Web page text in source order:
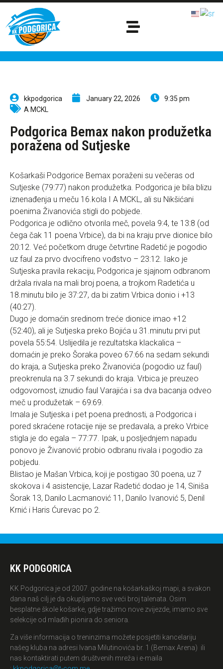
kkpodgorica January 22, 2026
9:35 pm
A MCKL
Podgorica Bemax nakon produžetka
poražena od Sutjeske
Košarkaši Podgorice Bemax poraženi su večeras od
Sutjeske (79:77) nakon produžetka. Podgorica je bila blizu
iznenađenja u meču 16.kola I A MCKL, ali su Nikšićani
poenima Živanovića stigli do pobjede.
Podgorica je odlično otvorila meč, povela 9:4, te 13:8 (od
čega čak 11 poena Vrbice), da bi na kraju prve dionice bilo
20:12. Već početkom druge četvrtine Radetić je pogodio
uz faul za prvo dvocifreno vođstvo – 23:12. Iako je
Sutjeska pravila rekaciju, Podgorica je sjajnom odbranom
držala rivala na mali broj poena, a trojkom Radetića u
18.minutu bilo je 37:27, da bi zatim Vrbica donio i +13
(40:27).
Dugo je domaćin sredinom treće dionice imao +12
(52:40), ali je Sutjeska preko Bojića u 31.minutu prvi put
povela 55:54. Uslijedila je rezultatska klackalica –
domaćin je preko Šoraka poveo 67:66 na sedam sekundi
do kraja, a Sutjeska preko Živanovića (pogodio uz faul)
preokrenula na 3.7 sekundi do kraja. Vrbica je preuzeo
odgovornost, iznudio faul Varajića i sa dva bacanja odveo
meč u produžetak – 69:69.
Imala je Sutjeska i pet poena prednosti, a Podgorica i
pored skraćene rotacije nije se predavala, a preko Vrbice
stigla je do egala – 77:77. Ipak, u posljednjem napadu
ponovo je Živanović probio odbranu rivala i pogodio za
pobjedu.
Blistao je Mašan Vrbica, koji je postigao 30 poena, uz 7
skokova i 4 asistencije, Lazar Radetić dodao je 14, Siniša
Šorak 13, Danilo Lacmanović 11, Danilo Ivanović 5, Denil
Krnić i Haris Ćurevac po 2.
KK PODGORICA
KK Podgorica je od 2007. godine na košarkaškoj mapi, a svakon
dana naš cilj je da okupljamo sve veći broj talenata. Osim
besplatne škole košarke, gdje tražimo nove zvijezde, imamo sve
selekcije od mlađih pionira do seniora.
Za više informacija o treninzima možete posjetiti kancelariju
našeg kluba na adresi Ivana Milutinovića br. 1 (Bemax Arena) ili
nas kontaktirati putem društvenih mreža i e-maila